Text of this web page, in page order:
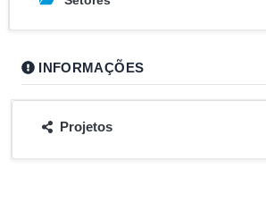
INFORMAÇÕES
Projetos